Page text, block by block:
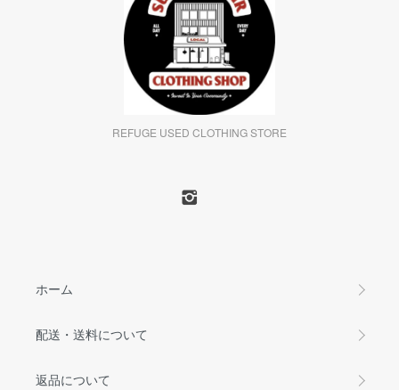
REFUGE USED CLOTHING STORE
ホーム
配送・送料について
返品について